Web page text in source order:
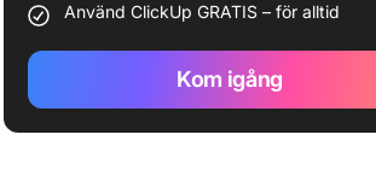
Använd ClickUp GRATIS – för alltid
Kom igång